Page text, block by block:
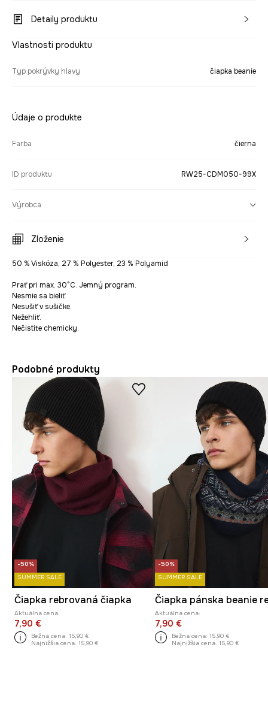
Detaily produktu
Vlastnosti produktu
Typ pokrývky hlavy čiapka beanie
Údaje o produkte
Farba čierna
ID produktu RW25-CDM050-99X
Výrobca
Zloženie
50 % Viskóza, 27 % Polyester, 23 % Polyamid
Prať pri max. 30°C. Jemný program.
Nesmie sa bieliť.
Nesušiť v sušičke.
Nežehliť.
Nečistite chemicky.
Podobné produkty
-50%
SUMMER SALE
Čiapka rebrovaná čiapka
Aktuálna cena:
7,90 €
Bežná cena: 15,90 €
Najnižšia cena: 15,90 €
-50%
SUMMER SALE
Aktuálna cena:
7,90 €
Bežná cena: 15,90 €
Najnižšia cena: 15,90 €